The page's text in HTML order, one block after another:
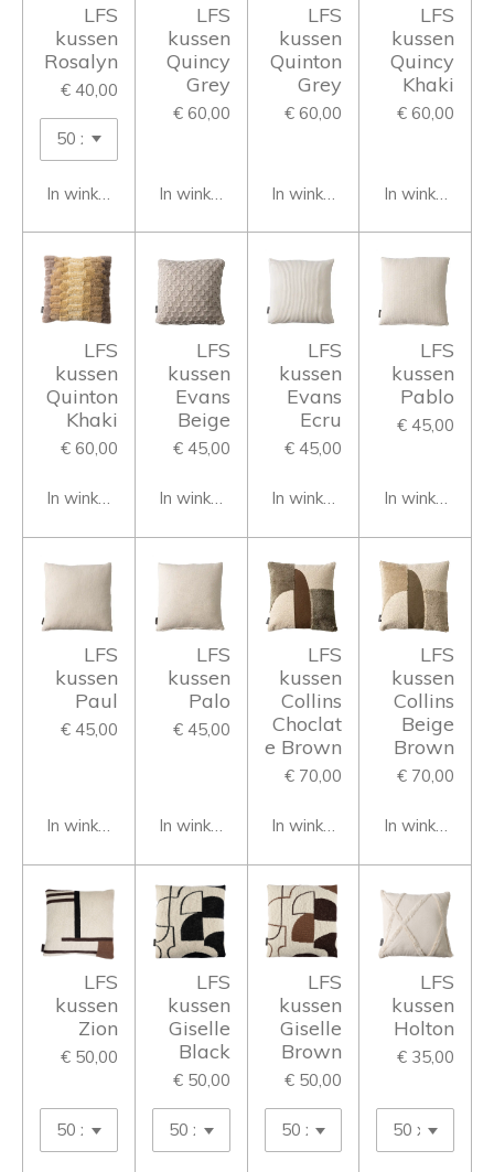
LFS
kussen
Rosalyn
€ 40,00
In winkelwagen
LFS
kussen
Quincy
Grey
€ 60,00
In winkelwagen
LFS
kussen
Quinton
Grey
€ 60,00
In winkelwagen
LFS
kussen
Quincy
Khaki
€ 60,00
In
LFS
kussen
Quinton
Khaki
€ 60,00
In winkelwagen
LFS
kussen
Evans
Beige
€ 45,00
In winkelwagen
LFS
kussen
Evans
Ecru
€ 45,00
In winkelwagen
LFS
kussen
Pablo
€ 45,00
In
LFS
kussen
Paul
€ 45,00
In winkelwagen
LFS
kussen
Palo
€ 45,00
In winkelwagen
LFS
kussen
Collins
Choclat
e Brown
€ 70,00
In winkelwagen
LFS
kussen
Collins
Beige
Brown
€ 70,00
In
LFS
kussen
Zion
€ 50,00
LFS
kussen
Giselle
Black
€ 50,00
LFS
kussen
Giselle
Brown
€ 50,00
LFS
kussen
Holton
€ 35,00